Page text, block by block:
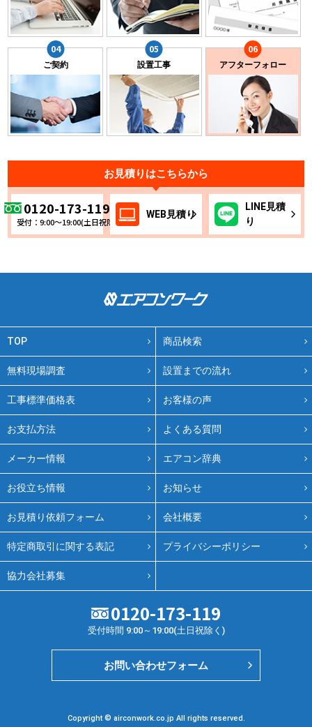
ご契約 設置工事 アフターフォロー
お見積りはこちらから
0120-173-119
受付：9:00～19:00(土日祝除く)
WEB 見積り
LINE見積
り
TOP 商品検索
無料現場調査 設置までの流れ
工事標準価格表 お客様の声
お支払方法 よくある質問
メーカー情報 エアコン辞典
お役立ち情報 お知らせ
お見積り依頼フォーム 会社概要
特定商取引に関する表記 プライバシーポリシー
協力会社募集
0120-173-119
受付時間 9:00～19:00(土日祝除く)
お問い合わせフォーム
Copyright © airconwork.co.jp All rights reserved.